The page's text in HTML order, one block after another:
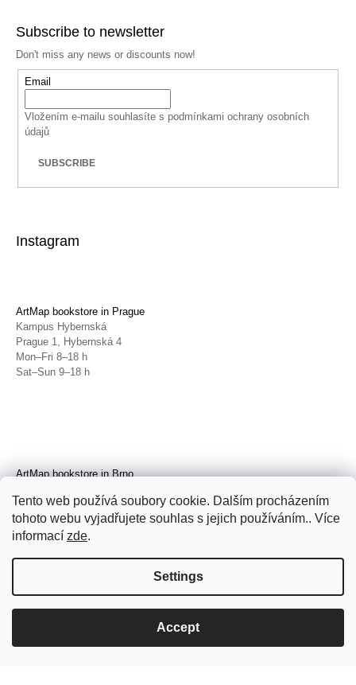
Tento web používá soubory cookie. Dalším procházením
tohoto webu vyjadřujete souhlas s jejich používáním.. Více
informací zde.
Settings
Accept
Subscribe to newsletter
Don't miss any news or discounts now!
Email
Vložením e-mailu souhlasíte s podmínkami ochrany osobních
údajů
SUBSCRIBE
Instagram
ArtMap bookstore in Prague
Kampus Hybernská
Prague 1, Hybernská 4
Mon–Fri 8–18 h
Sat–Sun 9–18 h
ArtMap bookstore in Brno
Brno, Radnická 4
Tue–Fri 11–19 h
Sat 14–19 h
© 2026 ArtMap. All rights reserved.